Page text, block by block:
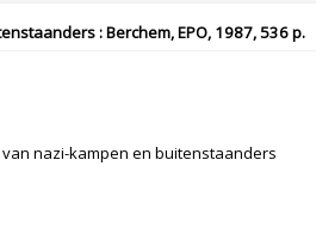
: Berchem, EPO, 1987, 536 p.
nazi-kampen en buitenstaanders